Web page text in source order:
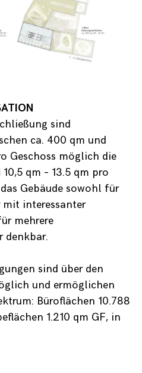
sind
ca. 400 qm und
Geschoss möglich die
qm – 13.5 qm pro
Gebäude sowohl für
mit interessanter
mehrere
denkbar.
sind über den
und ermöglichen
Büroflächen 10.788
1.210 qm GF, in